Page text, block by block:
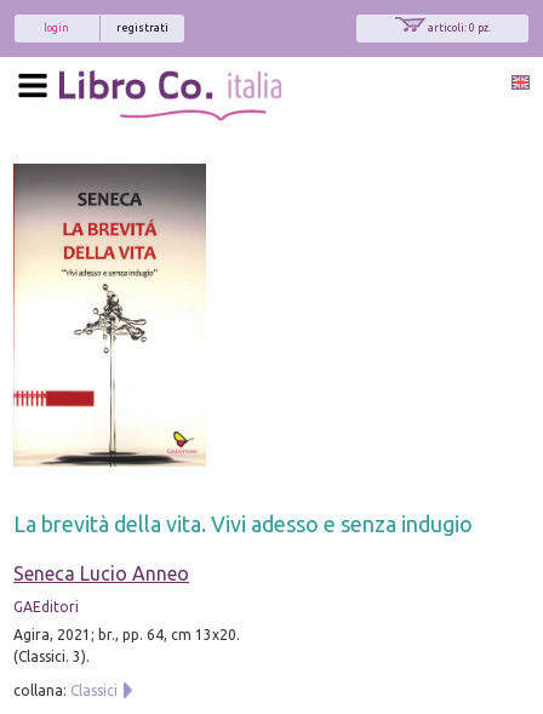
articoli: 0 pz.
registrati
login
La brevità della vita. Vivi adesso e senza indugio
Seneca Lucio Anneo
GAEditori
Agira, 2021; br., pp. 64, cm 13x20.
(Classici. 3).
collana: Classici